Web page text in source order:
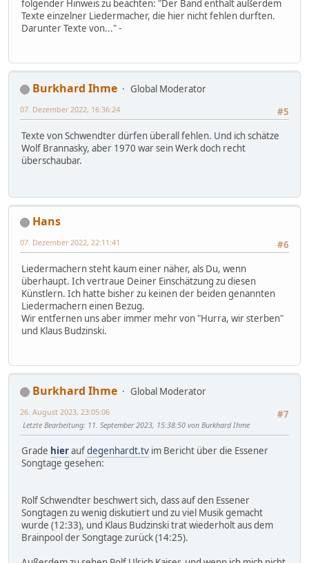
folgender Hinweis zu beachten: "Der Band enthält außerdem
Texte einzelner Liedermacher, die hier nicht fehlen durften.
Darunter Texte von..." -
Burkhard Ihme
Global Moderator
#5
07. Dezember 2022, 16:36:24
Texte von Schwendter dürfen überall fehlen. Und ich schätze
Wolf Brannasky, aber 1970 war sein Werk doch recht
überschaubar.
Hans
#6
07. Dezember 2022, 22:11:41
Liedermachern steht kaum einer näher, als Du, wenn
überhaupt. Ich vertraue Deiner Einschätzung zu diesen
Künstlern. Ich hatte bisher zu keinen der beiden genannten
Liedermachern einen Bezug.
Wir entfernen uns aber immer mehr von "Hurra, wir sterben"
und Klaus Budzinski.
Burkhard Ihme
Global Moderator
#7
26. August 2023, 23:05:06
Letzte Bearbeitung: 11. September 2023, 15:38:50 von Burkhard Ihme
Grade hieraufdegenhardt.tv im Bericht über die Essener
Songtage gesehen:
Rolf Schwendter beschwert sich, dass auf den Essener
Songtagen zu wenig diskutiert und zu viel Musik gemacht
wurde (12:33), und Klaus Budzinski trat wiederholt aus dem
Brainpool der Songtage zurück (14:25).